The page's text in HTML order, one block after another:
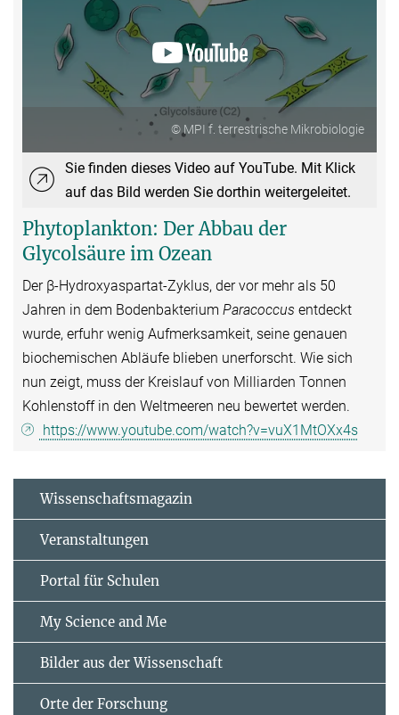
© MPI f. terrestrische Mikrobiologie
Sie finden dieses Video auf YouTube. Mit Klick
auf das Bild werden Sie dorthin weitergeleitet.
Phytoplankton: Der Abbau der
Glycolsäure im Ozean
Der β-Hydroxyaspartat-Zyklus, der vor mehr als 50
Jahren in dem Bodenbakterium Paracoccus entdeckt
wurde, erfuhr wenig Aufmerksamkeit, seine genauen
biochemischen Abläufe blieben unerforscht. Wie sich
nun zeigt, muss der Kreislauf von Milliarden Tonnen
Kohlenstoff in den Weltmeeren neu bewertet werden.
https://www.youtube.com/watch?v=vuX1MtOXx4s
Wissenschaftsmagazin
Veranstaltungen
Portal für Schulen
My Science and Me
Bilder aus der Wissenschaft
Orte der Forschung